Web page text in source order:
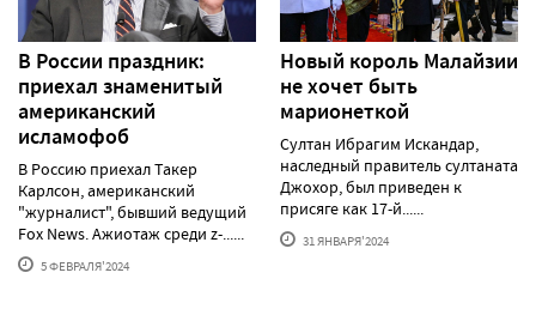
В России праздник:
приехал знаменитый
американский
исламофоб
В Россию приехал Такер
Карлсон, американский
"журналист", бывший ведущий
Fox News. Ажиотаж среди z-......
5 ФЕВРАЛЯ'2024
Новый король Малайзии
не хочет быть
марионеткой
Султан Ибрагим Искандар,
наследный правитель султаната
Джохор, был приведен к
присяге как 17-й......
31 ЯНВАРЯ'2024